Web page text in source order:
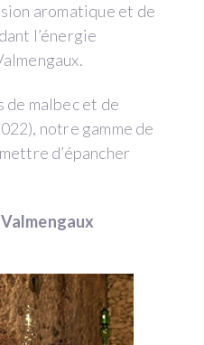
aromatique et de
l’énergie
malbec et de
notre gamme de
d’épancher